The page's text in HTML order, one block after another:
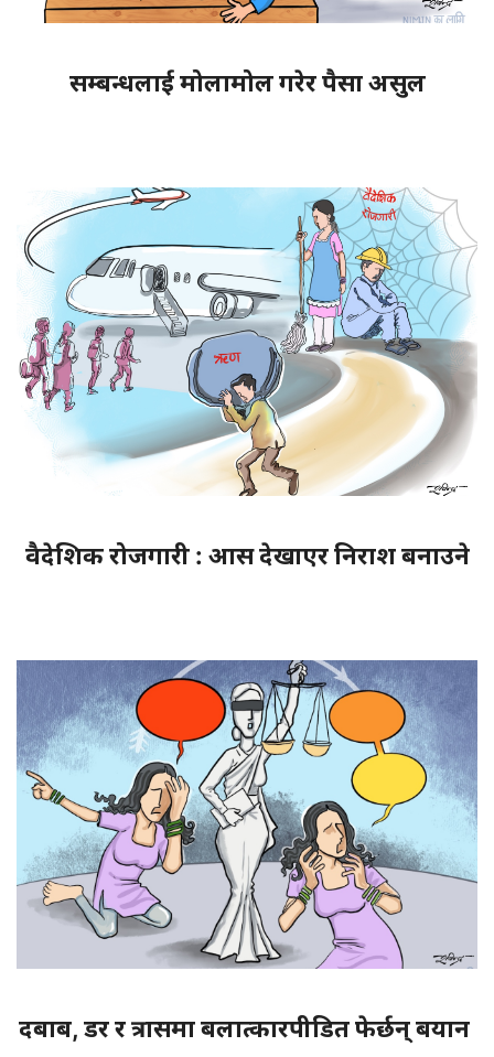
सम्बन्धलाई मोलामोल गरेर पैसा असुल
वैदेशिक रोजगारी : आस देखाएर निराश बनाउने
दबाब, डर र त्रासमा बलात्कारपीडित फेर्छन् बयान